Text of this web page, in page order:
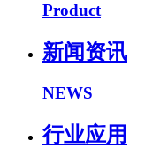
Product
新闻资讯
NEWS
行业应用